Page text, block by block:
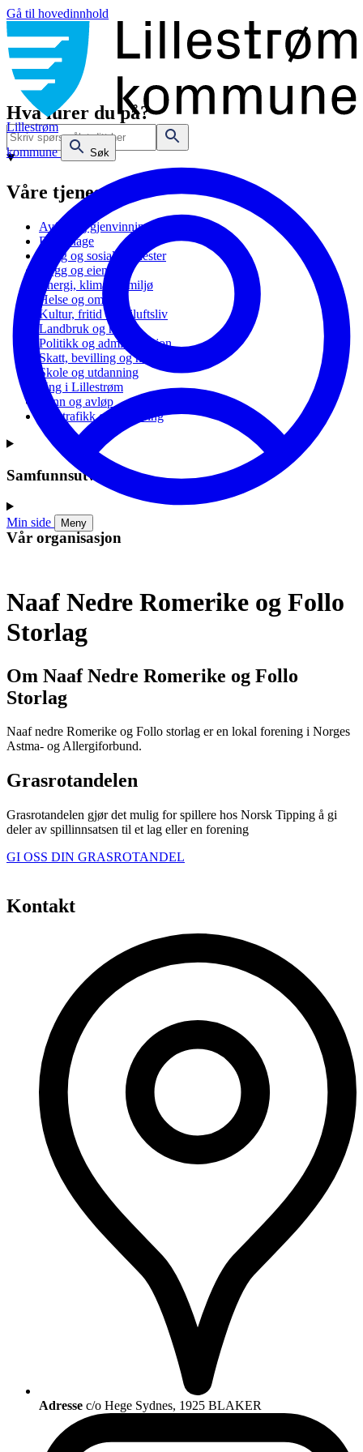
Gå til hovedinnhold
Lillestrøm
kommune
Søk
Min side Meny
Hva lurer du på?
Våre tjenester
Avfall og gjenvinning
Barnehage
Bolig og sosiale tjenester
Bygg og eiendom
Energi, klima og miljø
Helse og omsorg
Kultur, fritid og friluftsliv
Landbruk og natur
Politikk og administrasjon
Skatt, bevilling og næring
Skole og utdanning
Ung i Lillestrøm
Vann og avløp
Vei, trafikk og parkering
Samfunnsutvikling
Vår organisasjon
Naaf Nedre Romerike og Follo
Storlag
Om Naaf Nedre Romerike og Follo
Storlag
Naaf nedre Romerike og Follo storlag er en lokal forening i Norges
Astma- og Allergiforbund.
Grasrotandelen
Grasrotandelen gjør det mulig for spillere hos Norsk Tipping å gi
deler av spillinnsatsen til et lag eller en forening
GI OSS DIN GRASROTANDEL
Kontakt
Adresse c/o Hege Sydnes, 1925 BLAKER